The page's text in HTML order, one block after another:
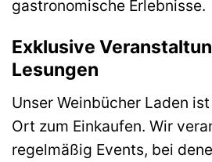
gastronomische Erlebnisse.
Exklusive
Lesungen
Unser Weinbücher Laden
Ort zum Einkaufen. Wir
regelmäßig Events, bei